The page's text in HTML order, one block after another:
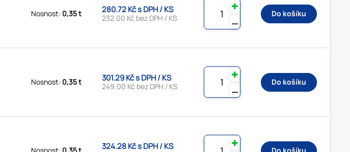
Nosnost: 0,35 t 280.72 Kč s DPH / KS
232.00 Kč bez DPH / KS ⚊
✚
Do košíku
Nosnost: 0,35 t 301.29 Kč s DPH / KS
249.00 Kč bez DPH / KS ⚊
✚
Do košíku
324.28 Kč s DPH / KS ✚